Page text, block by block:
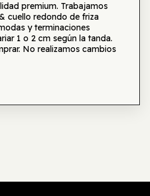
premium. Trabajamos
cuello redondo de friza
y terminaciones
1 o 2 cm según la tanda.
No realizamos cambios